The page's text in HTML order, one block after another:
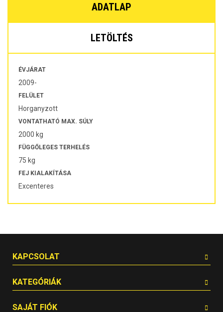
ADATLAP
LETÖLTÉS
ÉVJÁRAT
2009-
FELÜLET
Horganyzott
VONTATHATÓ MAX. SÚLY
2000 kg
FÜGGŐLEGES TERHELÉS
75 kg
FEJ KIALAKÍTÁSA
Excenteres
KAPCSOLAT
KATEGÓRIÁK
SAJÁT FIÓK